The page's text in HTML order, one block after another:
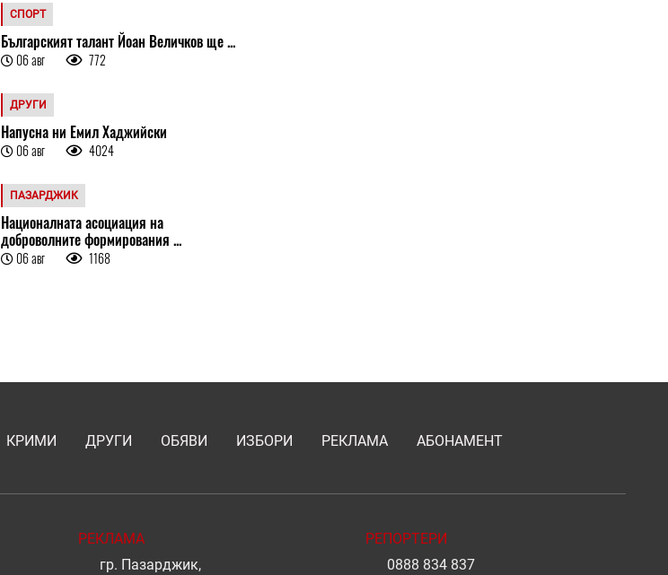
СПОРТ
Българският талант Йоан Величков ще ...
06 авг 772
ДРУГИ
Напусна ни Емил Хаджийски
06 авг 4024
ПАЗАРДЖИК
Националната асоциация на
доброволните формирования ...
06 авг 1168
КРИМИ ДРУГИ ОБЯВИ ИЗБОРИ РЕКЛАМА АБОНАМЕНТ
РЕКЛАМА
гр. Пазарджик,
РЕПОРТЕРИ
0888 834 837